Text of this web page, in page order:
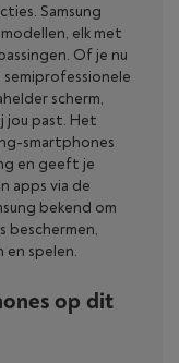
Samsung
elk met
Of je nu
scherm,
jou past. Het
smartphones
en geeft je
apps via de
bekend om
beschermen,
en spelen.
op dit